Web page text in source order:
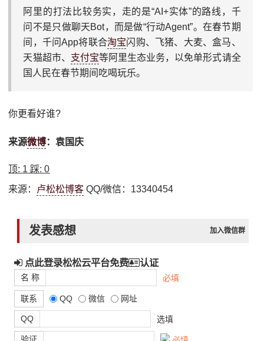
阿里的打法比较务实，走的是“AI+实体”的路线，千
问不是只做聊天Bot，而是做“行动Agent”。在春节期
间，千问App将联合淘宝闪购、飞猪、大麦、盒马、
天猫超市、 支付宝等阿里生态业务，以免单形式请全
国人民在春节期间吃喝玩乐。
你更看好谁?
来源微博：袁国庆
顶: 1 踩:0
来源： 卢松松博客 QQ/微信：13340454
发表感想 加入微信群
点此登录松松云平台免费 认证
名 称 必填
联系 QQ 微信 网址
QQ 选填